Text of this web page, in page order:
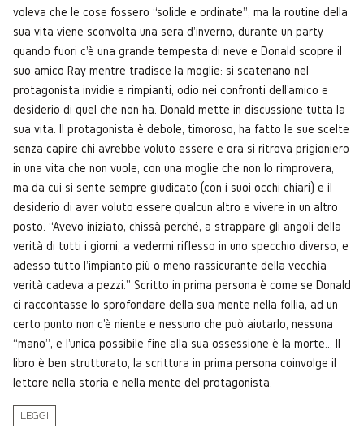
voleva che le cose fossero “solide e ordinate”, ma la routine della
sua vita viene sconvolta una sera d'inverno, durante un party,
quando fuori c'è una grande tempesta di neve e Donald scopre il
suo amico Ray mentre tradisce la moglie: si scatenano nel
protagonista invidie e rimpianti, odio nei confronti dell'amico e
desiderio di quel che non ha. Donald mette in discussione tutta la
sua vita. Il protagonista è debole, timoroso, ha fatto le sue scelte
senza capire chi avrebbe voluto essere e ora si ritrova prigioniero
in una vita che non vuole, con una moglie che non lo rimprovera,
ma da cui si sente sempre giudicato (con i suoi occhi chiari) e il
desiderio di aver voluto essere qualcun altro e vivere in un altro
posto. “Avevo iniziato, chissà perché, a strappare gli angoli della
verità di tutti i giorni, a vedermi riflesso in uno specchio diverso, e
adesso tutto l'impianto più o meno rassicurante della vecchia
verità cadeva a pezzi.” Scritto in prima persona è come se Donald
ci raccontasse lo sprofondare della sua mente nella follia, ad un
certo punto non c'è niente e nessuno che può aiutarlo, nessuna
“mano”, e l'unica possibile fine alla sua ossessione è la morte... Il
libro è ben strutturato, la scrittura in prima persona coinvolge il
lettore nella storia e nella mente del protagonista.
LEGGI